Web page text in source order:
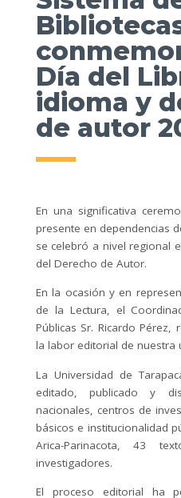
Día del
idioma y
de autor
En una significativa
presente en dependencias
se celebró a nivel regional
del Derecho de Autor.
En la ocasión y en
de la Lectura, el
Públicas Sr. Ricardo
la labor editorial de nuestra
La Universidad de
editado, publicado y
nacionales, centros de
básicos e institucionalidad
Arica-Parinacota, 43
investigadores.
El proceso editorial ha